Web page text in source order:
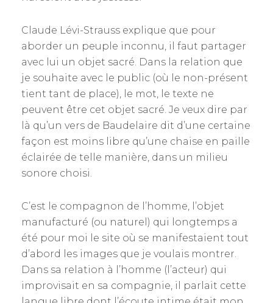
Claude Lévi-Strauss explique que pour
aborder un peuple inconnu, il faut partager
avec lui un objet sacré. Dans la relation que
je souhaite avec le public (où le non-présent
tient tant de place), le mot, le texte ne
peuvent être cet objet sacré. Je veux dire par
là qu’un vers de Baudelaire dit d’une certaine
façon est moins libre qu’une chaise en paille
éclairée de telle manière, dans un milieu
sonore choisi.
C’est le compagnon de l’homme, l’objet
manufacturé (ou naturel) qui longtemps a
été pour moi le site où se manifestaient tout
d’abord les images que je voulais montrer.
Dans sa relation à l’homme (l’acteur) qui
improvisait en sa compagnie, il parlait cette